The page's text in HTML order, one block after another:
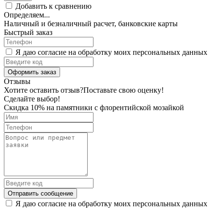
Добавить к сравнению
Определяем...
Наличный и безналичный расчет, банковские карты
Быстрый заказ
Я даю согласие на обработку моих персональных данных
Оформить заказ
Отзывы
Хотите оставить отзыв?Поставьте свою оценку!
Сделайте выбор!
Скидка 10% на памятники с флорентийской мозайкой
Отправить сообщение
Я даю согласие на обработку моих персональных данных